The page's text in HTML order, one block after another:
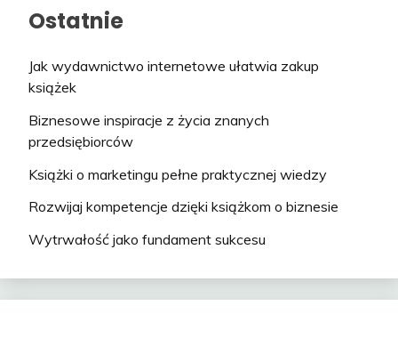
Ostatnie
Jak wydawnictwo internetowe ułatwia zakup
książek
Biznesowe inspiracje z życia znanych
przedsiębiorców
Książki o marketingu pełne praktycznej wiedzy
Rozwijaj kompetencje dzięki książkom o biznesie
Wytrwałość jako fundament sukcesu